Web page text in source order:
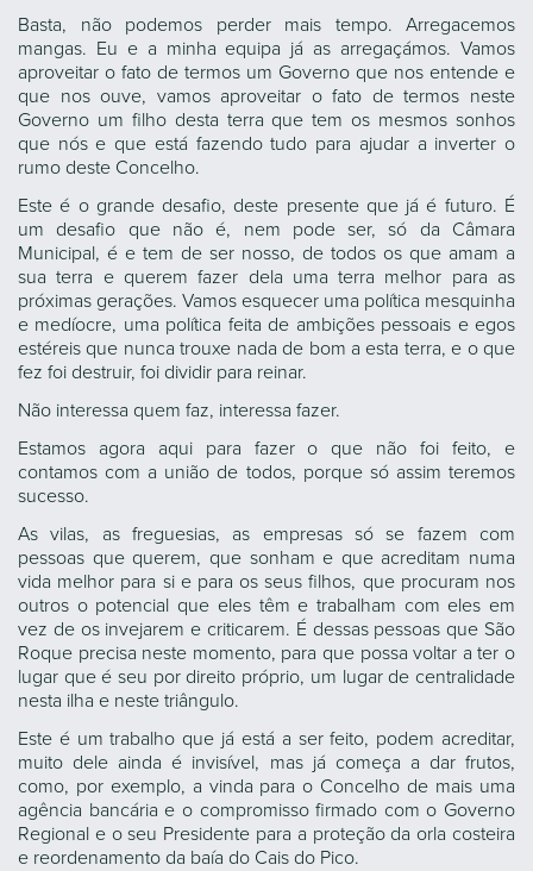
Basta, não podemos perder mais tempo. Arregacemos
mangas. Eu e a minha equipa já as arregaçámos. Vamos
aproveitar o fato de termos um Governo que nos entende e
que nos ouve, vamos aproveitar o fato de termos neste
Governo um filho desta terra que tem os mesmos sonhos
que nós e que está fazendo tudo para ajudar a inverter o
rumo deste Concelho.
Este é o grande desafio, deste presente que já é futuro. É
um desafio que não é, nem pode ser, só da Câmara
Municipal, é e tem de ser nosso, de todos os que amam a
sua terra e querem fazer dela uma terra melhor para as
próximas gerações. Vamos esquecer uma política mesquinha
e medíocre, uma política feita de ambições pessoais e egos
estéreis que nunca trouxe nada de bom a esta terra, e o que
fez foi destruir, foi dividir para reinar.
Não interessa quem faz, interessa fazer.
Estamos agora aqui para fazer o que não foi feito, e
contamos com a união de todos, porque só assim teremos
sucesso.
As vilas, as freguesias, as empresas só se fazem com
pessoas que querem, que sonham e que acreditam numa
vida melhor para si e para os seus filhos, que procuram nos
outros o potencial que eles têm e trabalham com eles em
vez de os invejarem e criticarem. É dessas pessoas que São
Roque precisa neste momento, para que possa voltar a ter o
lugar que é seu por direito próprio, um lugar de centralidade
nesta ilha e neste triângulo.
Este é um trabalho que já está a ser feito, podem acreditar,
muito dele ainda é invisível, mas já começa a dar frutos,
como, por exemplo, a vinda para o Concelho de mais uma
agência bancária e o compromisso firmado com o Governo
Regional e o seu Presidente para a proteção da orla costeira
e reordenamento da baía do Cais do Pico.